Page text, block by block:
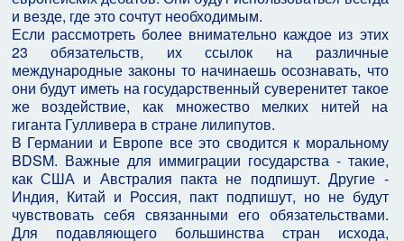
и везде, где это сочтут необходимым.
Если рассмотреть более внимательно каждое из этих
23 обязательств, их ссылок на различные
международные законы то начинаешь осознавать, что
они будут иметь на государственный суверенитет такое
же воздействие, как множество мелких нитей на
гиганта Гулливера в стране лилипутов.
В Германии и Европе все это сводится к моральному
BDSM. Важные для иммиграции государства - такие,
как США и Австралия пакта не подпишут. Другие -
Индия, Китай и Россия, пакт подпишут, но не будут
чувствовать себя связанными его обязательствами.
Для подавляющего большинства стран исхода,